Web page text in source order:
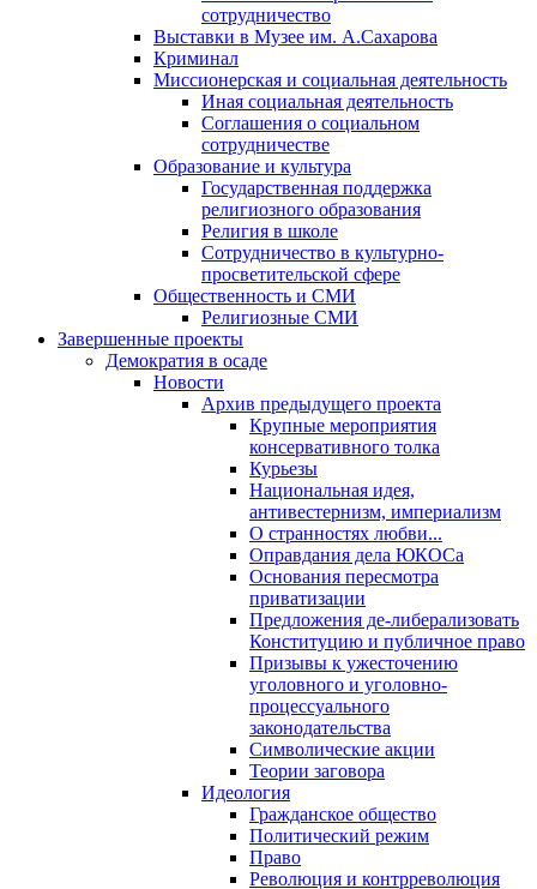
сотрудничество
Выставки в Музее им. А.Сахарова
Криминал
Миссионерская и социальная деятельность
Иная социальная деятельность
Соглашения о социальном
сотрудничестве
Образование и культура
Государственная поддержка
религиозного образования
Религия в школе
Сотрудничество в культурно-
просветительской сфере
Общественность и СМИ
Религиозные СМИ
Завершенные проекты
Демократия в осаде
Новости
Архив предыдущего проекта
Крупные мероприятия
консервативного толка
Курьезы
Национальная идея,
антивестернизм, империализм
О странностях любви...
Оправдания дела ЮКОСа
Основания пересмотра
приватизации
Предложения де-либерализовать
Конституцию и публичное право
Призывы к ужесточению
уголовного и уголовно-
процессуального
законодательства
Символические акции
Теории заговора
Идеология
Гражданское общество
Политический режим
Право
Революция и контрреволюция